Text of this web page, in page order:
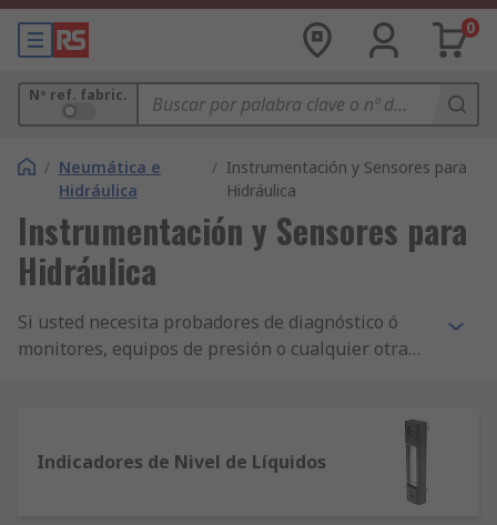
0
Nº ref. fabric.
/ Neumática e
Hidráulica
/ Instrumentación y Sensores para
Hidráulica
Instrumentación y Sensores para
Hidráulica
Si usted necesita probadores de diagnóstico ó
monitores, equipos de presión o cualquier otra
interruptores de RS. También puede elegir entre
una amplia selección de medidores de flujo e
Indicadores de Nivel de Líquidos